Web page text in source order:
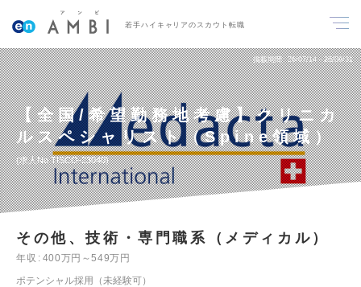
若手ハイキャリアのスカウト転職
掲載期間 26/07/14～26/08/31
【全国/希望勤務地考慮】クリニカ
ルスペシャリスト（Spine領域）
求人No.TISCO-23040
その他、技術・専門職系（メディカル）
年収
400万円～549万円
ポテンシャル採用（未経験可）